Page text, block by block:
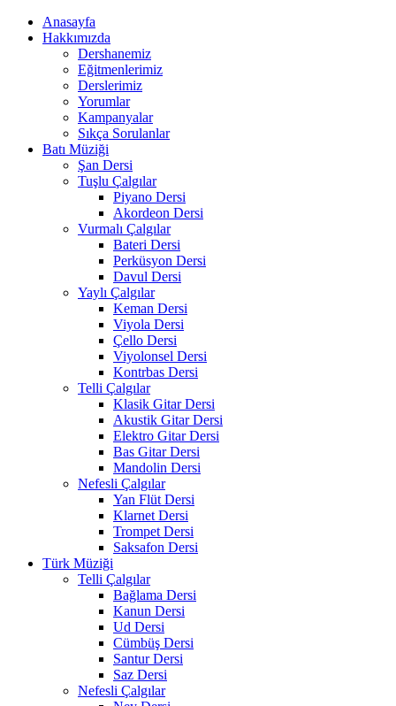
Anasayfa
Hakkımızda
Dershanemiz
Eğitmenlerimiz
Derslerimiz
Yorumlar
Kampanyalar
Sıkça Sorulanlar
Batı Müziği
Şan Dersi
Tuşlu Çalgılar
Piyano Dersi
Akordeon Dersi
Vurmalı Çalgılar
Bateri Dersi
Perküsyon Dersi
Davul Dersi
Yaylı Çalgılar
Keman Dersi
Viyola Dersi
Çello Dersi
Viyolonsel Dersi
Kontrbas Dersi
Telli Çalgılar
Klasik Gitar Dersi
Akustik Gitar Dersi
Elektro Gitar Dersi
Bas Gitar Dersi
Mandolin Dersi
Nefesli Çalgılar
Yan Flüt Dersi
Klarnet Dersi
Trompet Dersi
Saksafon Dersi
Türk Müziği
Telli Çalgılar
Bağlama Dersi
Kanun Dersi
Ud Dersi
Cümbüş Dersi
Santur Dersi
Saz Dersi
Nefesli Çalgılar